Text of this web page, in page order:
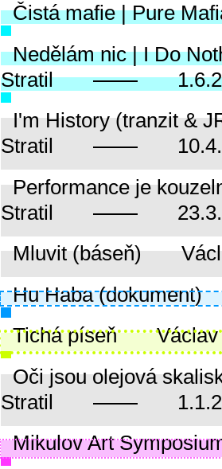
Čistá mafie | Pure
Nedělám nic | I Do
Stratil
I'm History (tranzit &
Stratil
Performance je
Stratil
Mluvit (báseň)
Hu Haba (dokument)
Tichá píseň
Oči jsou olejová
Stratil
Mikulov Art